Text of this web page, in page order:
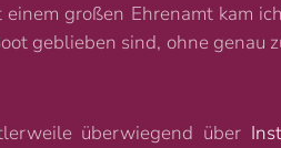
großen Ehrenamt kam
geblieben sind, ohne genau
überwiegend über